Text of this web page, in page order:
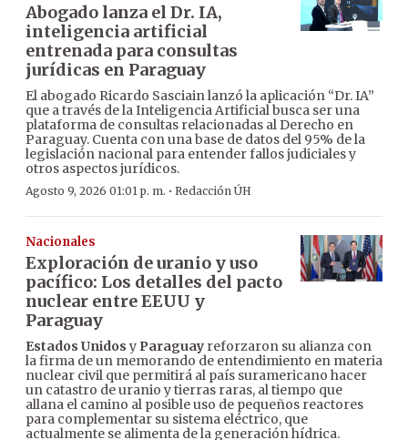
Abogado lanza el Dr. IA,
inteligencia artificial
entrenada para consultas
jurídicas en Paraguay
El abogado Ricardo Sasciain lanzó la aplicación “Dr. IA”
que a través de la Inteligencia Artificial busca ser una
plataforma de consultas relacionadas al Derecho en
Paraguay. Cuenta con una base de datos del 95% de la
legislación nacional para entender fallos judiciales y
otros aspectos jurídicos.
Agosto 9, 2026 01:01 p. m. · Redacción ÚH
Nacionales
Exploración de uranio y uso
pacífico: Los detalles del pacto
nuclear entre EEUU y
Paraguay
Estados Unidos y Paraguay reforzaron su alianza con
la firma de un memorando de entendimiento en materia
nuclear civil que permitirá al país suramericano hacer
un catastro de uranio y tierras raras, al tiempo que
allana el camino al posible uso de pequeños reactores
para complementar su sistema eléctrico, que
actualmente se alimenta de la generación hídrica.